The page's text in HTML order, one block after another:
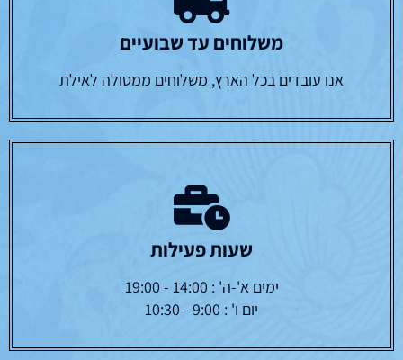
משלוחים עד שבועיים
אנו עובדים בכל הארץ, משלוחים ממטולה לאילת
שעות פעילות
ימים א'-ה' : 14:00 - 19:00
יום ו' : 9:00 - 10:30